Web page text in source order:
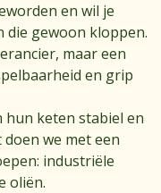
en wil je
gewoon kloppen.
maar een
en grip
keten stabiel en
we met een
industriële
oliën.